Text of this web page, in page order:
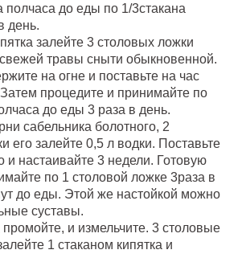
полчаса до еды по 1/3стакана
день.
залейте 3 столовых ложки
травы сныти обыкновенной.
на огне и поставьте на час
процедите и принимайте по
до еды 3 раза в день.
сабельника болотного, 2
его залейте 0,5 л водки. Поставьте
и настаивайте 3 недели. Готовую
по 1 столовой ложке 3раза в
до еды. Этой же настойкой можно
суставы.
промойте, и измельчите. 3 столовые
1 стаканом кипятка и